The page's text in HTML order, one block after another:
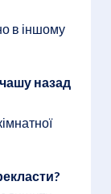
в іншому
назад